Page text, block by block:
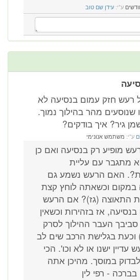
ע"י: עידן שם טוב
2008 דיזל רעש חזק עמום בנסיעה לא
מהר בהילוך נמוך.
גיר? איך בודקים?
ע"י: משתמש אנונימי
מופיע רק בנסיעה ואם כן
מתגבר עם עליית
האם הרעש נשמע גם
במקום וכשאתה לוחץ קצת
התאוצה (גז)? אם הרעש
בנסיעה, אז בזהירות וכשאין
סביבך העבר ההילוך לסרק
וכעת בגלישת הרכב שים לב
ישנו או לא וכו'. הכי
במוסך. מהיכן אתה
- רפי לין